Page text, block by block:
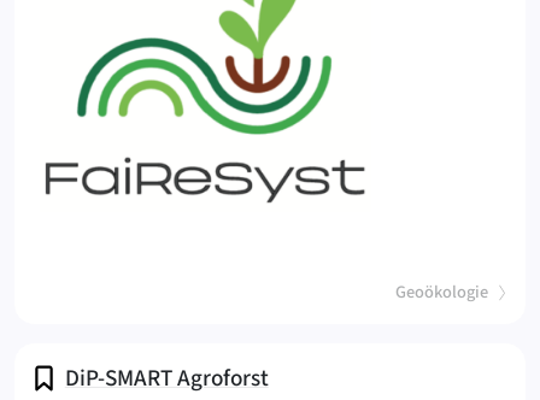
(Geoökologie)
DiP-SMART Agroforst